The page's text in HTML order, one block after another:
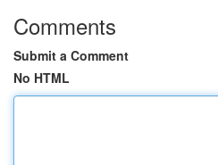
Comments
Submit a Comment
No HTML